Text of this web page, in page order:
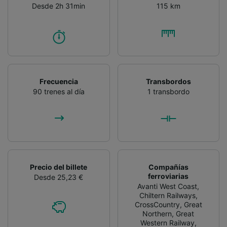
Desde 2h 31min
115 km
Frecuencia
90 trenes al día
Transbordos
1 transbordo
Precio del billete
Desde 25,23 €
Compañías
ferroviarias
Avanti West Coast,
Chiltern Railways,
CrossCountry, Great
Northern, Great
Western Railway,
audiencia y desarrollo de servicios.